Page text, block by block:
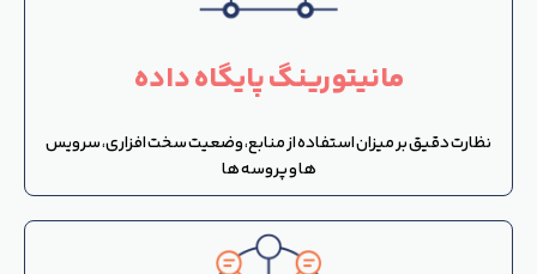
مانیتورینگ پایگاه داده
نظارت دقیق بر میزان استفاده از منابع، وضعیت سخت افزاری، سرویس
ها و پروسه ها